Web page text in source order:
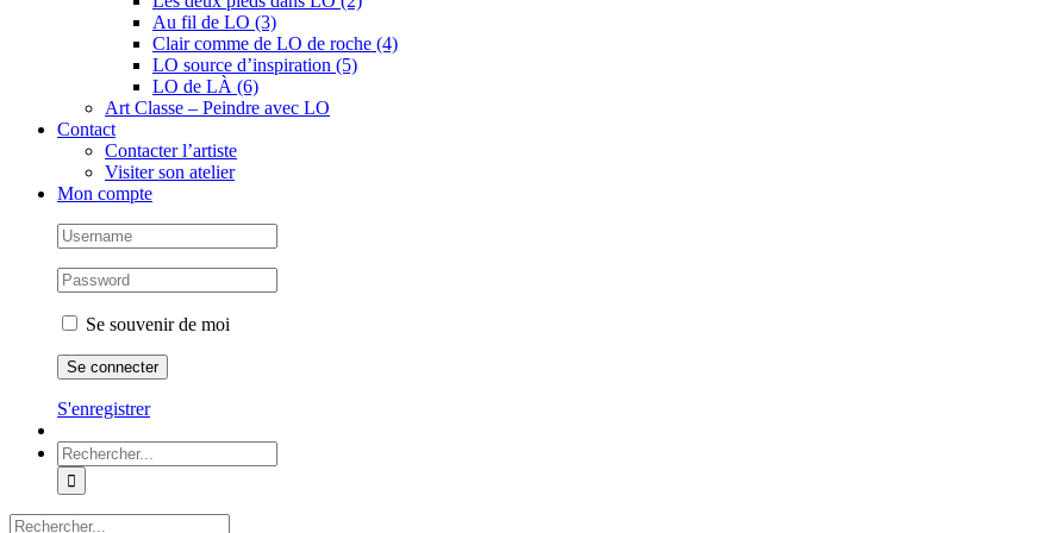
Au fil de LO (3)
Clair comme de LO de roche (4)
LO source d’inspiration (5)
LO de LÀ (6)
Art Classe – Peindre avec LO
Contact
Contacter l’artiste
Visiter son atelier
Mon compte
Se souvenir de moi
S'enregistrer
Rechercher:
Rechercher: